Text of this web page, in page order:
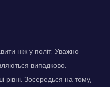
ніж у політ. Уважно
випадково.
рівні. Зосередься на тому,